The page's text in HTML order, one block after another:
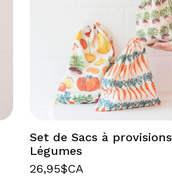
Set de Sacs à provisions
Légumes
26,95$CA